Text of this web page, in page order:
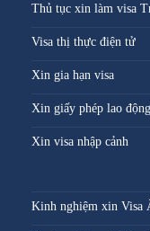
Thủ tục xin làm visa
Visa thị thực điện tử
Xin gia hạn visa
Xin giấy phép lao động
Xin visa nhập cảnh
Kinh nghiệm xin Visa